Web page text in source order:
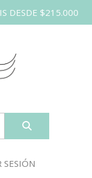
DESDE $215.000
SESIÓN